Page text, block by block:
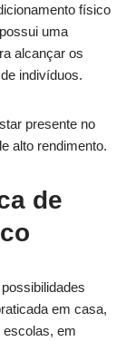
físico
uma
alcançar os
indivíduos.
presente no
alto rendimento.
de
em casa,
escolas, em